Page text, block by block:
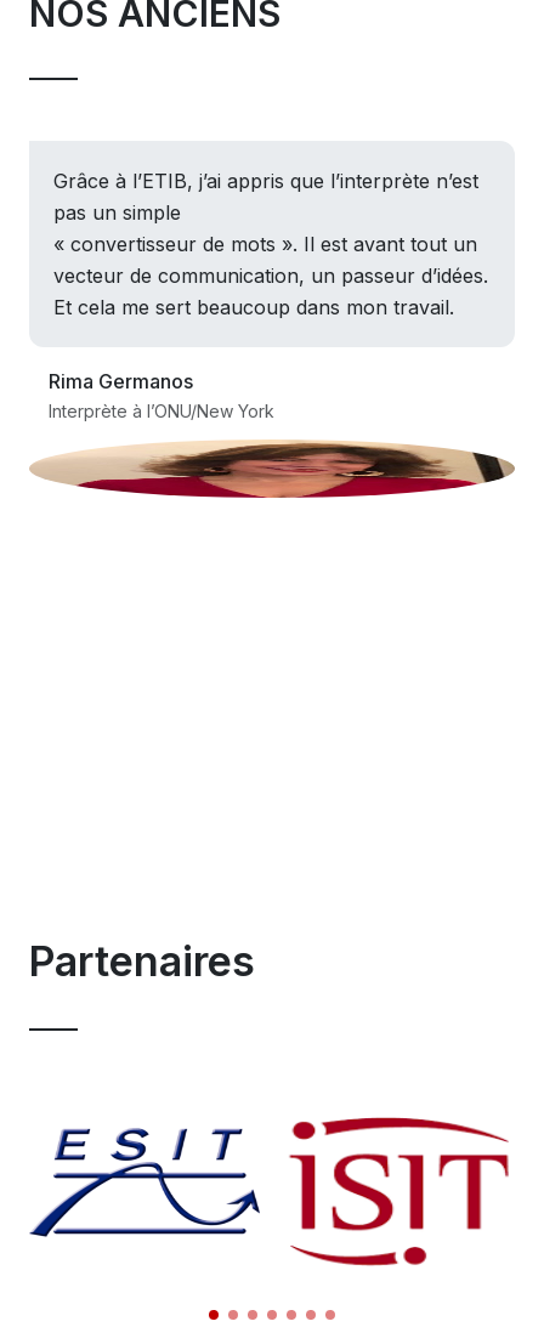
NOS ANCIENS
Grâce à l’ETIB, j’ai appris que l’interprète n’est
pas un simple
« convertisseur de mots ». Il est avant tout un
vecteur de communication, un passeur d’idées.
Et cela me sert beaucoup dans mon travail.
Rima Germanos
Interprète à l’ONU/New York
Partenaires